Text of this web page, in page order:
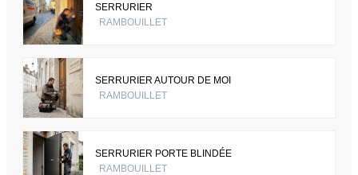
SERRURIER
RAMBOUILLET
SERRURIER AUTOUR DE MOI
RAMBOUILLET
SERRURIER PORTE BLINDÉE
RAMBOUILLET